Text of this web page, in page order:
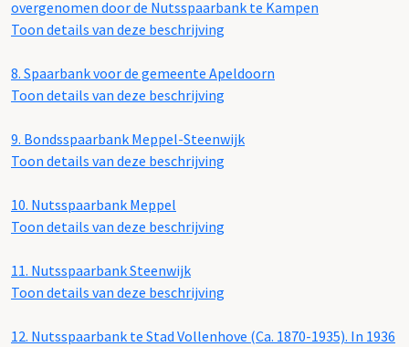
overgenomen door de Nutsspaarbank te Kampen
Toon details van deze beschrijving
8. Spaarbank voor de gemeente Apeldoorn
Toon details van deze beschrijving
9. Bondsspaarbank Meppel-Steenwijk
Toon details van deze beschrijving
10. Nutsspaarbank Meppel
Toon details van deze beschrijving
11. Nutsspaarbank Steenwijk
Toon details van deze beschrijving
12. Nutsspaarbank te Stad Vollenhove (Ca. 1870-1935). In 1936